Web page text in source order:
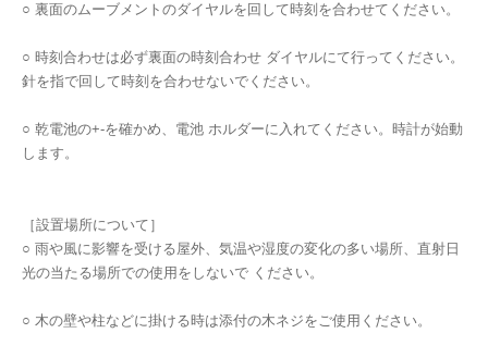
○ 裏面のムーブメントのダイヤルを回して時刻を合わせてください。
○ 時刻合わせは必ず裏面の時刻合わせ ダイヤルにて行ってください。
針を指で回して時刻を合わせないでください。
○ 乾電池の+-を確かめ、電池 ホルダーに入れてください。時計が始動
します。
［設置場所について］
○ 雨や風に影響を受ける屋外、気温や湿度の変化の多い場所、直射日
光の当たる場所での使用をしないで ください。
○ 木の壁や柱などに掛ける時は添付の木ネジをご使用ください。